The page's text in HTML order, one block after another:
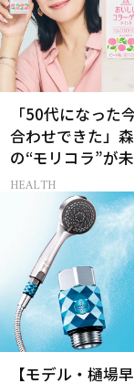
「50代になった
合わせできた」
の“モリコラ”が
レイを連れてくる
HEALTH
【モデル・樋場